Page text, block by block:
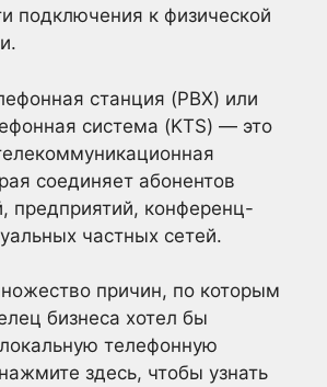
подключения к физической
станция (PBX) или
система (KTS) — это
соединяет абонентов
предприятий, конференц-
частных сетей.
причин, по которым
бизнеса хотел бы
телефонную
здесь, чтобы узнать